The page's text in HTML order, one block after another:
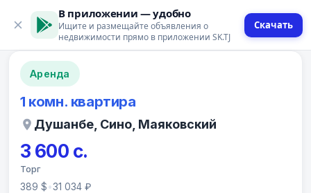
В приложении — удобно
Ищите и размещайте объявления о
недвижимости прямо в приложении SK.TJ
Скачать
12 фото
Аренда
1 комн. квартира
Душанбе, Сино, Маяковский
3 600 с.
Торг
389 $•31 034 ₽